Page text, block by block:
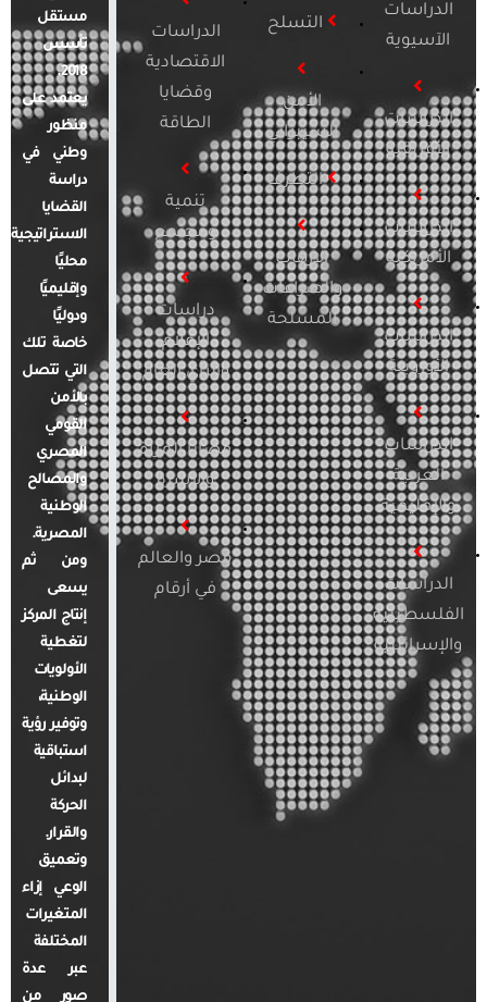
الدراسات
الآسيوية
الدراسات
الأفريقية
الدراسات
الأمريكية
الدراسات
الأوروبية
الدراسات
العربية
والإقليمية
الدراسات
الفلسطينية
والإسرائيلية
التسلح
الأمن
السيبراني
التطرف
الإرهاب
والصراعات
المسلحة
الدراسات
الاقتصادية
وقضايا
الطاقة
تنمية
ومجتمع
دراسات
الإعلام
والرأي العام
قضايا المرأة
والأسرة
مصر والعالم
في أرقام
مستقل
تأسس
2018.
يعتمد على
منظور
وطني في
دراسة
القضايا
الاستراتيجية
محليًا
وإقليميًا
ودوليًا
خاصة تلك
التي تتصل
بالأمن
القومي
المصري
والمصالح
الوطنية
المصرية.
ومن ثم
يسعى
إنتاج المركز
لتغطية
الأولويات
الوطنية،
وتوفير رؤية
استباقية
لبدائل
الحركة
والقرار.
وتعميق
الوعي إزاء
المتغيرات
المختلفة
عبر عدة
صور من